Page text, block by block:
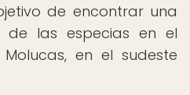
de encontrar una
las especias en el
en el sudeste